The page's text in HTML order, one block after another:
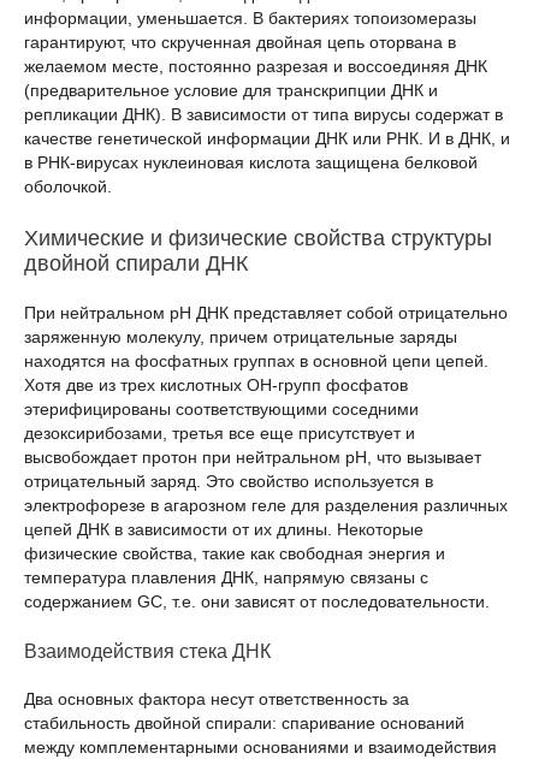
информации, уменьшается. В бактериях топоизомеразы
гарантируют, что скрученная двойная цепь оторвана в
желаемом месте, постоянно разрезая и воссоединяя ДНК
(предварительное условие для транскрипции ДНК и
репликации ДНК). В зависимости от типа вирусы содержат в
качестве генетической информации ДНК или РНК. И в ДНК, и
в РНК-вирусах нуклеиновая кислота защищена белковой
оболочкой.
Химические и физические свойства структуры
двойной спирали ДНК
При нейтральном pH ДНК представляет собой отрицательно
заряженную молекулу, причем отрицательные заряды
находятся на фосфатных группах в основной цепи цепей.
Хотя две из трех кислотных ОН-групп фосфатов
этерифицированы соответствующими соседними
дезоксирибозами, третья все еще присутствует и
высвобождает протон при нейтральном pH, что вызывает
отрицательный заряд. Это свойство используется в
электрофорезе в агарозном геле для разделения различных
цепей ДНК в зависимости от их длины. Некоторые
физические свойства, такие как свободная энергия и
температура плавления ДНК, напрямую связаны с
содержанием GC, т.е. они зависят от последовательности.
Взаимодействия стека ДНК
Два основных фактора несут ответственность за
стабильность двойной спирали: спаривание оснований
между комплементарными основаниями и взаимодействия